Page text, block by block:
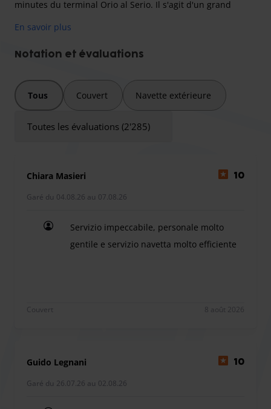
minutes du terminal Orio al Serio. Il s'agit d'un grand
Que vous stationniez à l'extérieur ou à l'intérieur,
les temps. La hauteur maximale du parking couvert est de
4,5 mètres. Enregistrez-vous et garez-vous comme indiqué.
la navette jusqu'au terminal. Le trajet ne prend que
Il n'est pas possible de garer des véhicules de plus d'une
voiture au FCF Parking.
Conditions particulières en période de pointe
Au parking, vous trouverez une salle d'attente avec
En savoir plus
Notation et évaluations
Tous Couvert Navette extérieure
Toutes les évaluations (2'285)
Chiara Masieri 10
Garé du 04.08.26 au 07.08.26
Servizio impeccabile, personale molto
gentile e servizio navetta molto efficiente
Couvert 8 août 2026
Guido Legnani 10
Garé du 26.07.26 au 02.08.26